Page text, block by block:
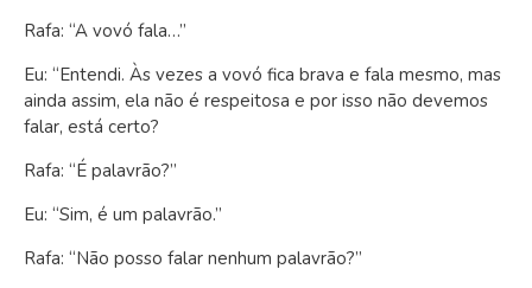
Rafa: “A vovó fala…”
Eu: “Entendi. Às vezes a vovó fica brava e fala mesmo, mas
ainda assim, ela não é respeitosa e por isso não devemos
falar, está certo?
Rafa: “É palavrão?”
Eu: “Sim, é um palavrão.”
Rafa: “Não posso falar nenhum palavrão?”